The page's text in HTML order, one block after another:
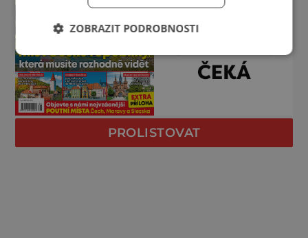
PROLISTOVAT
ZOBRAZIT PODROBNOSTI